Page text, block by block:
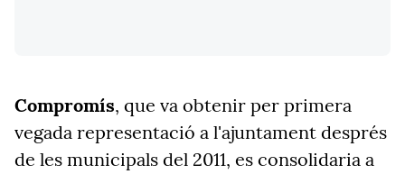
Compromís, que va obtenir per primera
vegada representació a l'ajuntament després
de les municipals del 2011, es consolidaria a